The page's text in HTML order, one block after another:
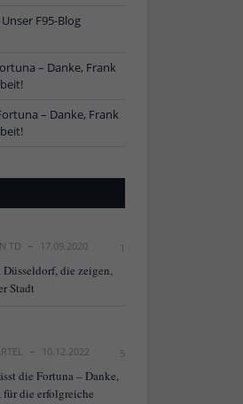
F95-Blog
– Danke, Frank
– Danke, Frank
TD 17.09.2020 1
Düsseldorf, die zeigen,
Stadt
10.12.2022 5
die Fortuna – Danke,
für die erfolgreiche